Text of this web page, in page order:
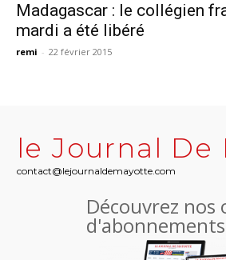
Madagascar : le collégien
mardi a été libéré
remi - 22 février 2015
le Journal De
contact@lejournaldemayotte.com
Découvrez nos
d'abonnements